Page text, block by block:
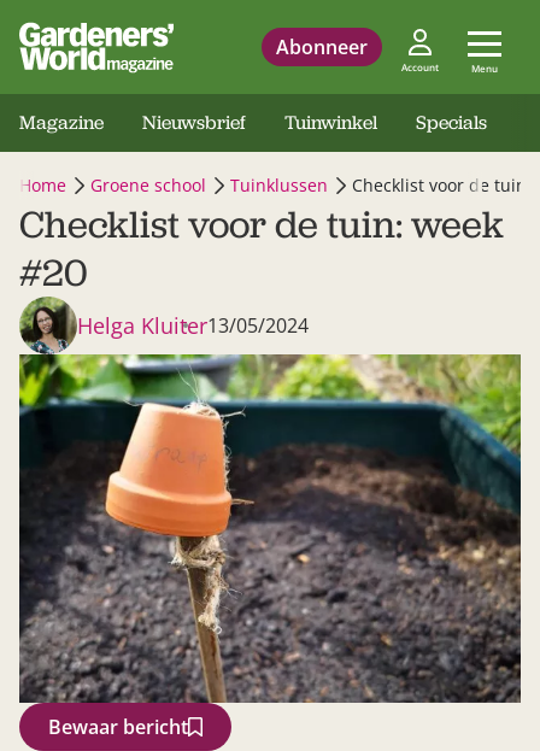
Abonneer
Account Menu
Magazine Nieuwsbrief Tuinwinkel Specials
Home Groene school Tuinklussen Checklist voor de tuin:
Checklist voor de tuin: week
#20
Helga Kluiter13/05/2024
Bewaar bericht